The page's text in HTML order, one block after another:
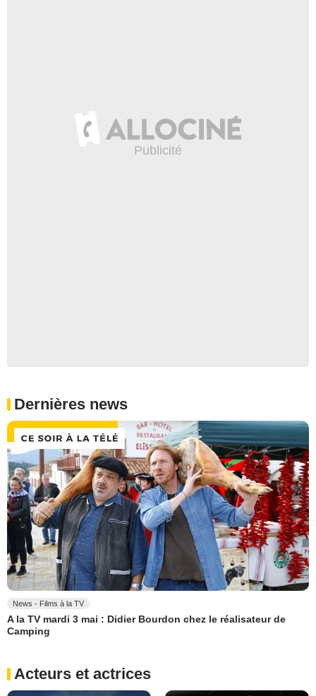
Dernières news
News - Films à la TV
A la TV mardi 3 mai : Didier Bourdon chez le réalisateur de
Camping
Acteurs et actrices